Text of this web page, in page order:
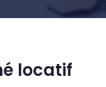
locatif